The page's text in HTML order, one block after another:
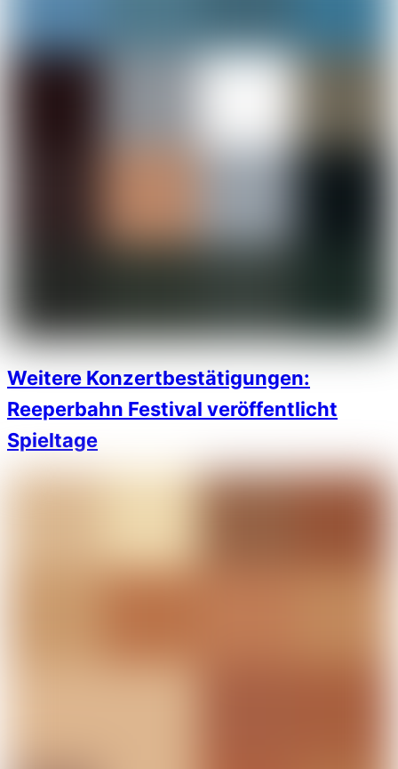
Weitere Konzertbestätigungen:
Reeperbahn Festival veröffentlicht
Spieltage